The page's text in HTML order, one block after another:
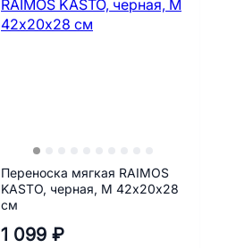
Переноска мягкая RAIMOS
KASTO, черная, М 42х20х28
см
1 099 ₽